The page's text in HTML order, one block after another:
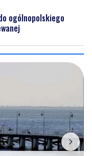
ogólnopolskiego